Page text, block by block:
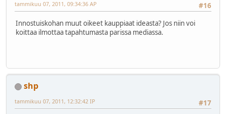
#16
tammikuu 07, 2011, 09:34:36 AP
Innostuiskohan muut oikeet kauppiaat ideasta? Jos niin voi
koittaa ilmottaa tapahtumasta parissa mediassa.
shp
#17
tammikuu 07, 2011, 12:32:42 IP